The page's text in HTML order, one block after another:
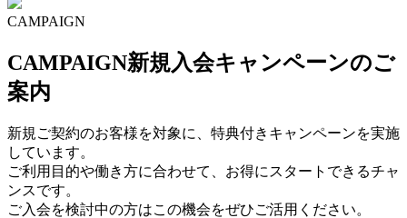
CAMPAIGN
CAMPAIGN新規入会キャンペーンのご
案内
新規ご契約のお客様を対象に、特典付きキャンペーンを実施
しています。
ご利用目的や働き方に合わせて、お得にスタートできるチャ
ンスです。
ご入会を検討中の方はこの機会をぜひご活用ください。